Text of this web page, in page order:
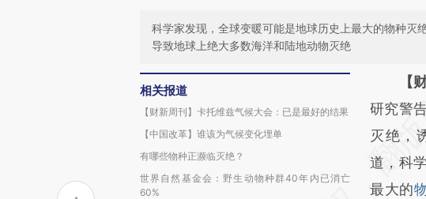
科学家发现，全球变暖可能是地球历史上最大的物种
导致地球上绝大多数海洋和陆地动物灭绝
相关报道
【财新周刊】卡托维兹气候大会：已是最好的结果
【中国改革】谁该为气候变化埋单
有哪些物种正濒临灭绝？
世界自然基金会：野生动物种群40年内已消亡
60%
请务必
AI
[https://
(https://
成，可
【
研究警
灭绝，
道，科
最大的